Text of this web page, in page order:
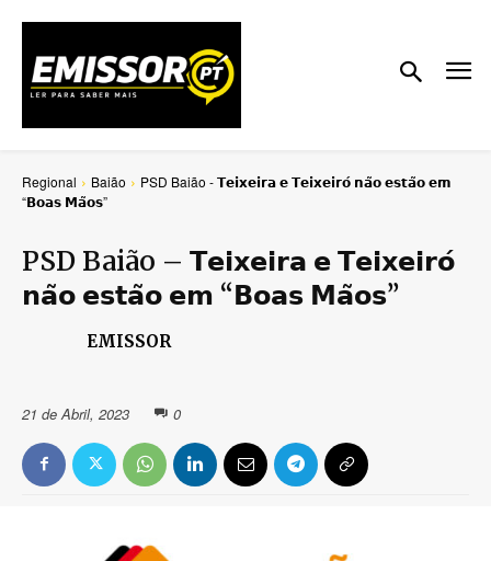
Regional Baião
PSD Baião - 𝗧𝗲𝗶𝘅𝗲𝗶𝗿𝗮 𝗲 𝗧𝗲𝗶𝘅𝗲𝗶𝗿𝗼́ 𝗻𝗮̃𝗼 𝗲𝘀𝘁𝗮̃𝗼 𝗲𝗺
“𝗕𝗼𝗮𝘀 𝗠𝗮̃𝗼𝘀”
PSD Baião – 𝗧𝗲𝗶𝘅𝗲𝗶𝗿𝗮 𝗲 𝗧𝗲𝗶𝘅𝗲𝗶𝗿𝗼́
𝗻𝗮̃𝗼 𝗲𝘀𝘁𝗮̃𝗼 𝗲𝗺 “𝗕𝗼𝗮𝘀 𝗠𝗮̃𝗼𝘀”
EMISSOR
21 de Abril, 2023 0